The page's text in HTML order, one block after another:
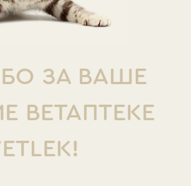
ЗА ВАШЕ
ВЕТАПТЕКЕ